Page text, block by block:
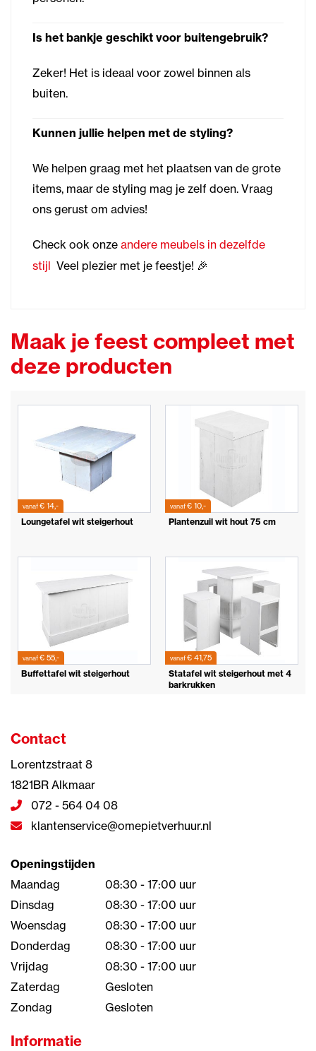
Is het bankje geschikt voor buitengebruik?
Zeker! Het is ideaal voor zowel binnen als
buiten.
Kunnen jullie helpen met de styling?
We helpen graag met het plaatsen van de grote
items, maar de styling mag je zelf doen. Vraag
ons gerust om advies!
Check ook onze andere meubels in dezelfde
stijl Veel plezier met je feestje! 🎉
Maak je feest compleet met
deze producten
vanaf€ 14,-
Loungetafel wit steigerhout
vanaf€ 10,-
Plantenzuil wit hout 75 cm
vanaf€ 55,-
Buffettafel wit steigerhout
vanaf€ 41,75
Statafel wit steigerhout met 4
barkrukken
Contact
Lorentzstraat 8
1821BR Alkmaar
072 - 564 04 08
klantenservice@omepietverhuur.nl
Openingstijden
Maandag
08:30 - 17:00 uur
Dinsdag
08:30 - 17:00 uur
Woensdag
08:30 - 17:00 uur
Donderdag
08:30 - 17:00 uur
Vrijdag
08:30 - 17:00 uur
Zaterdag
Gesloten
Zondag
Gesloten
Informatie